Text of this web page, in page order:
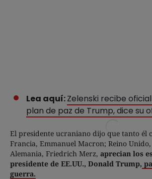
Lea aquí:Zelenski recibe
plan de paz de Trump, dice su
El presidente ucraniano dijo que tanto él
Francia, Emmanuel Macron; Reino
Alemania, Friedrich Merz, aprecian los
presidente de EE.UU., Donald Trump,
guerra.